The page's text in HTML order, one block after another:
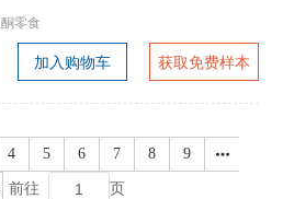
零食
加入购物车 获取免费样本
4 5 6 7 8 9
前往 页